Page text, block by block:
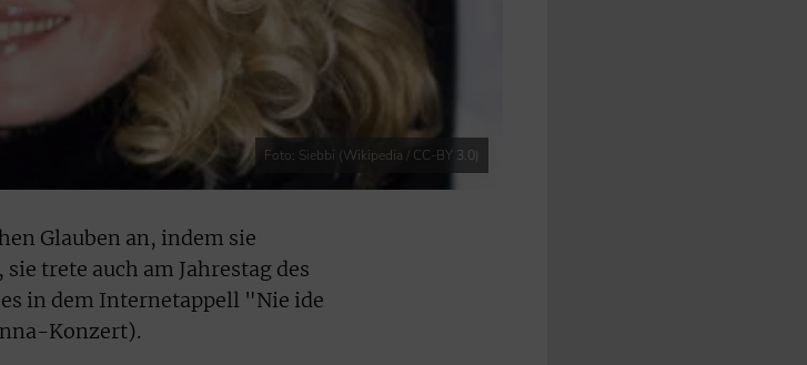
Foto: Siebbi (Wikipedia / CC-BY 3.0)
Glauben an, indem sie
trete auch am Jahrestag des
in dem Internetappell "Nie ide
Konzert).